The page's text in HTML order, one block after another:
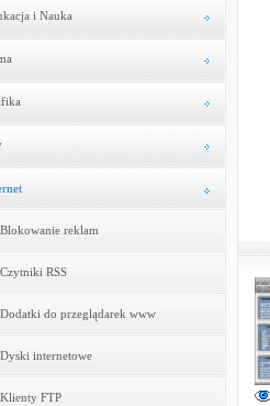
i Nauka
Blokowanie reklam
Czytniki RSS
Dodatki do przeglądarek www
Dyski internetowe
Klienty FTP